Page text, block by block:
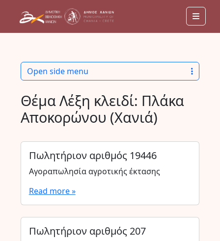
Θέμα Λέξη κλειδί: Πλάκα
Αποκορώνου (Χανιά)
Πωλητήριον αριθμός 19446
Αγοραπωλησία αγροτικής έκτασης
Read more »
Πωλητήριον αριθμός 207
Open side menu